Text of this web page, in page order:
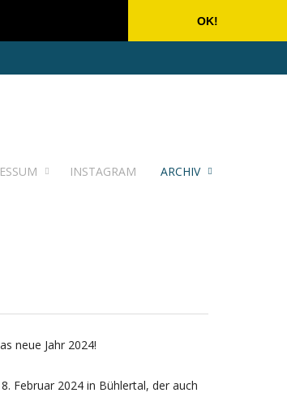
OK!
INSTAGRAM ARCHIV
neue Jahr 2024!
Februar 2024 in Bühlertal, der auch